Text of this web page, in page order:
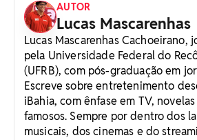
AUTOR
Lucas Mascarenhas
Lucas Mascarenhas Cachoeirano,
pela Universidade Federal do
(UFRB), com pós-graduação em
Escreve sobre entretenimento
iBahia, com ênfase em TV,
famosos. Sempre por dentro dos
musicais, dos cinemas e do